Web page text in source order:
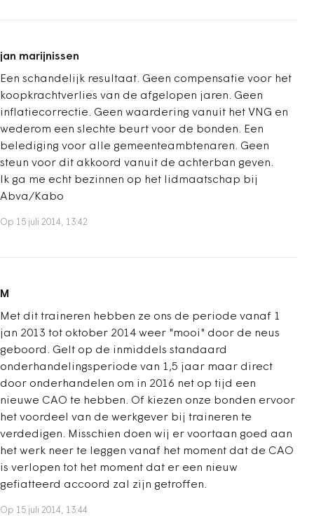
jan marijnissen
Een schandelijk resultaat. Geen compensatie voor het
koopkrachtverlies van de afgelopen jaren. Geen
inflatiecorrectie. Geen waardering vanuit het VNG en
wederom een slechte beurt voor de bonden. Een
belediging voor alle gemeenteambtenaren. Geen
steun voor dit akkoord vanuit de achterban geven.
Ik ga me echt bezinnen op het lidmaatschap bij
Abva/Kabo
Op 15 juli 2014, 13:42
M
Met dit traineren hebben ze ons de periode vanaf 1
jan 2013 tot oktober 2014 weer "mooi" door de neus
geboord. Gelt op de inmiddels standaard
onderhandelingsperiode van 1,5 jaar maar direct
door onderhandelen om in 2016 net op tijd een
nieuwe CAO te hebben. Of kiezen onze bonden ervoor
het voordeel van de werkgever bij traineren te
verdedigen. Misschien doen wij er voortaan goed aan
het werk neer te leggen vanaf het moment dat de CAO
is verlopen tot het moment dat er een nieuw
gefiatteerd accoord zal zijn getroffen.
Op 15 juli 2014, 13:44